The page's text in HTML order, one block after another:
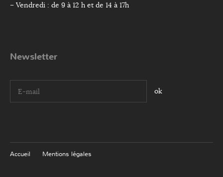
– Vendredi : de 9 à 12 h et de 14 à 17h
Newsletter
I agree terms and conditions.*
Accueil Mentions légales